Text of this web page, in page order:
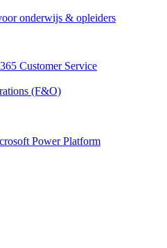
onderwijs & opleiders
Customer Service
(F&O)
Power Platform